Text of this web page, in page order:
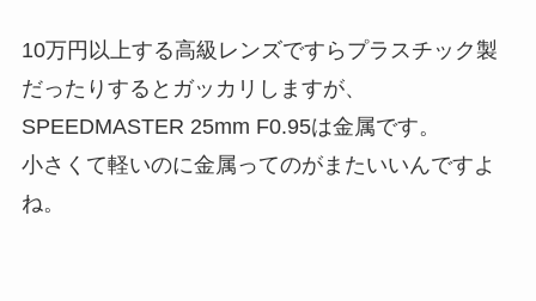
10万円以上する高級レンズですらプラスチック製
だったりするとガッカリしますが、
SPEEDMASTER 25mm F0.95は金属です。
小さくて軽いのに金属ってのがまたいいんですよ
ね。